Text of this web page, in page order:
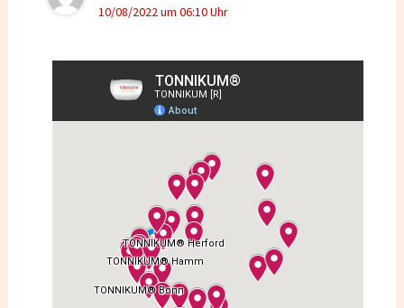
10/08/2022 um 06:10 Uhr